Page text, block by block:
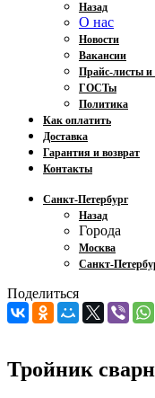
Назад
О нас
Новости
Вакансии
Прайс-листы и
ГОСТы
Политика
Как оплатить
Доставка
Гарантия и возврат
Контакты
Санкт-Петербург
Назад
Города
Москва
Санкт-
Поделиться
Тройник